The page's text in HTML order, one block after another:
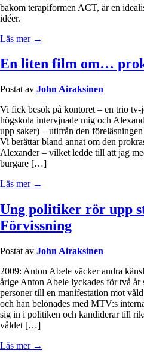
bakom terapiformen ACT, är en
idéer.
Läs mer →
En liten film om…
Postat av John Airaksinen
Vi fick besök på kontoret – en trio tv-
högskola intervjuade mig och
upp saker) – utifrån den
Vi berättar bland annat om den
Alexander – vilket ledde till att jag
burgare […]
Läs mer →
Ung politiker rör upp
Förvissning
Postat av John Airaksinen
2009: Anton Abele väcker andra
årige Anton Abele lyckades för två år
personer till en manifestation mot
och han belönades med MTV:s
sig in i politiken och kandiderar till
våldet […]
Läs mer →